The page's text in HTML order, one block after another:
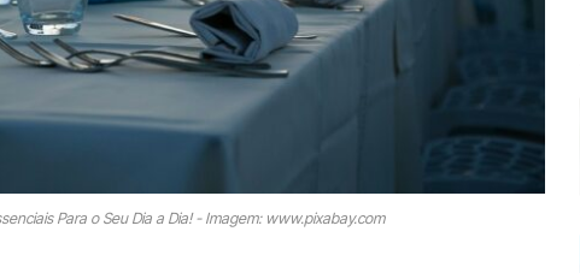
Para o Seu Dia a Dia! - Imagem: www.pixabay.com